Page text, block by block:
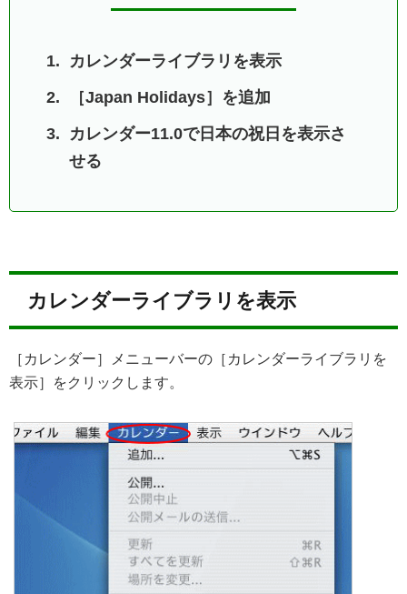
カレンダーライブラリを表示
［Japan Holidays］を追加
カレンダー11.0で日本の祝日を表示さ
せる
カレンダーライブラリを表示
［カレンダー］メニューバーの［カレンダーライブラリを
表示］をクリックします。